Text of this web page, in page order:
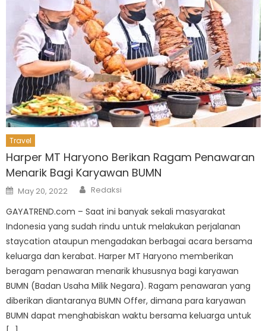
Travel
Harper MT Haryono Berikan Ragam Penawaran
Menarik Bagi Karyawan BUMN
Posted
on
May 20, 2022 Author
Redaksi
GAYATREND.com – Saat ini banyak sekali masyarakat
Indonesia yang sudah rindu untuk melakukan perjalanan
staycation ataupun mengadakan berbagai acara bersama
keluarga dan kerabat. Harper MT Haryono memberikan
beragam penawaran menarik khususnya bagi karyawan
BUMN (Badan Usaha Milik Negara). Ragam penawaran yang
diberikan diantaranya BUMN Offer, dimana para karyawan
BUMN dapat menghabiskan waktu bersama keluarga untuk